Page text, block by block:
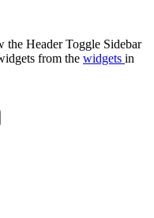
the Header Toggle Sidebar
from the widgets in